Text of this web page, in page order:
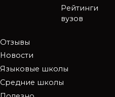
Рейтинги
вузов
Отзывы
Новости
Языковые школы
Средние школы